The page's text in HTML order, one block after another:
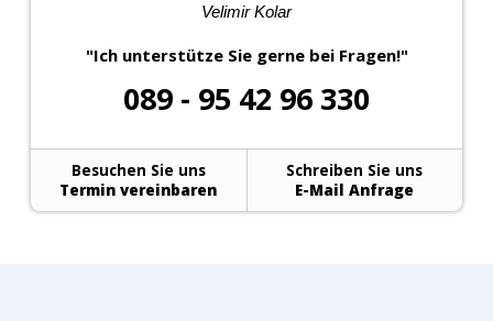
Velimir Kolar
"Ich unterstütze Sie gerne bei Fragen!"
089 - 95 42 96 330
Besuchen Sie uns
Termin vereinbaren
Schreiben Sie uns
E-Mail Anfrage